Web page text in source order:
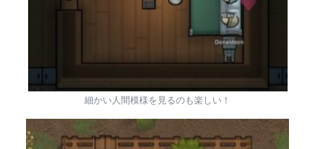
細かい人間模様を見るのも楽しい！